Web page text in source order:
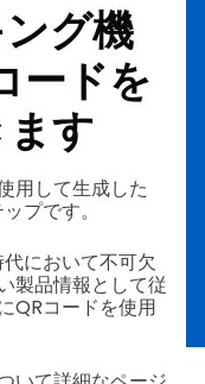
グ機
ードを
す
用して生成した
プです。
において不可欠
製品情報として従
QRコードを使用